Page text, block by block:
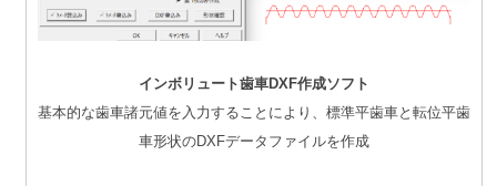
インボリュート歯車DXF作成ソフト
基本的な歯車諸元値を入力することにより、標準平歯車と転位平歯
車形状のDXFデータファイルを作成